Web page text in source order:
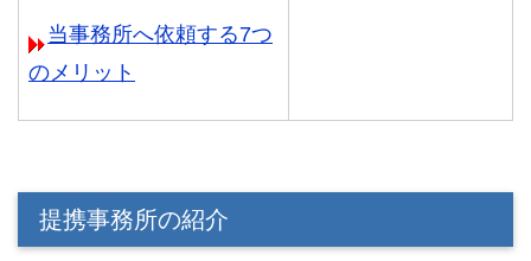
当事務所へ依頼する7つ
のメリット
提携事務所の紹介